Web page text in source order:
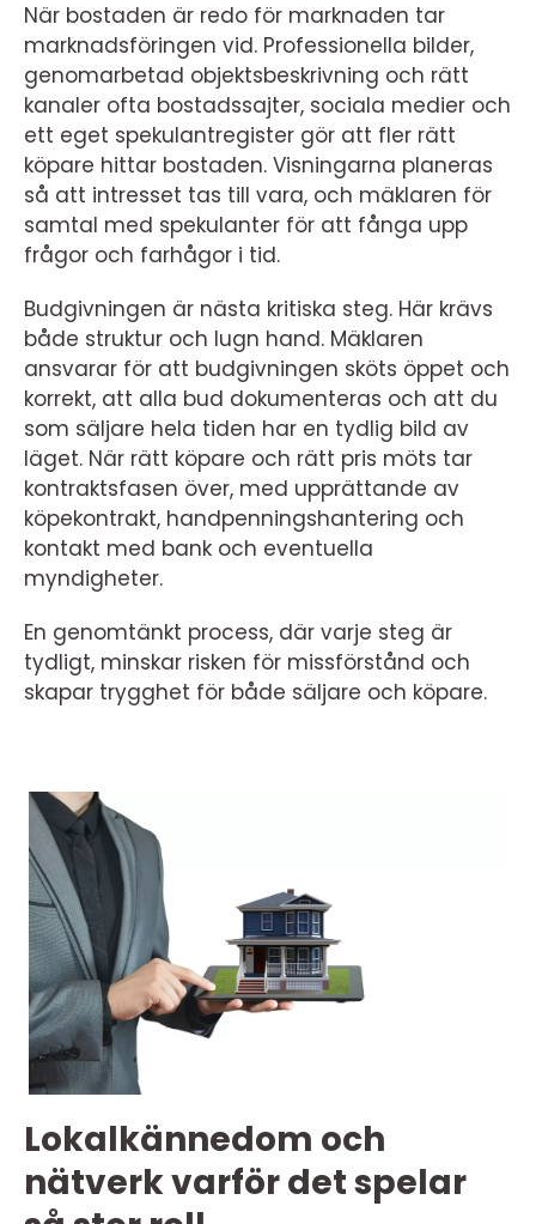
När bostaden är redo för marknaden tar
marknadsföringen vid. Professionella bilder,
genomarbetad objektsbeskrivning och rätt
kanaler ofta bostadssajter, sociala medier och
ett eget spekulantregister gör att fler rätt
köpare hittar bostaden. Visningarna planeras
så att intresset tas till vara, och mäklaren för
samtal med spekulanter för att fånga upp
frågor och farhågor i tid.
Budgivningen är nästa kritiska steg. Här krävs
både struktur och lugn hand. Mäklaren
ansvarar för att budgivningen sköts öppet och
korrekt, att alla bud dokumenteras och att du
som säljare hela tiden har en tydlig bild av
läget. När rätt köpare och rätt pris möts tar
kontraktsfasen över, med upprättande av
köpekontrakt, handpenningshantering och
kontakt med bank och eventuella
myndigheter.
En genomtänkt process, där varje steg är
tydligt, minskar risken för missförstånd och
skapar trygghet för både säljare och köpare.
Lokalkännedom och
nätverk varför det spelar